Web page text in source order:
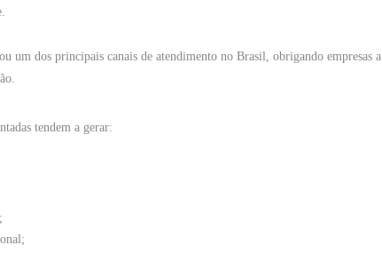
um dos principais canais de atendimento no Brasil, obrigando empresas
tendem a gerar: